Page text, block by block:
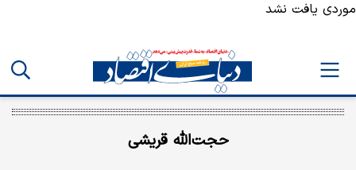
موردی یافت نشد
حجت‌الله قریشی